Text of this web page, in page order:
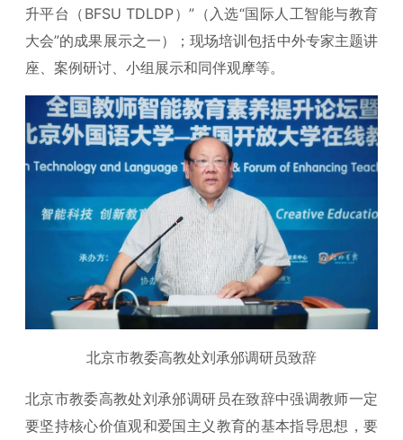
升平台（BFSU TDLDP）”（入选“国际人工智能与教育
大会”的成果展示之一）；现场培训包括中外专家主题讲
座、案例研讨、小组展示和同伴观摩等。
北京市教委高教处刘承邠调研员致辞
北京市教委高教处刘承邠调研员在致辞中强调教师一定
要坚持核心价值观和爱国主义教育的基本指导思想，要